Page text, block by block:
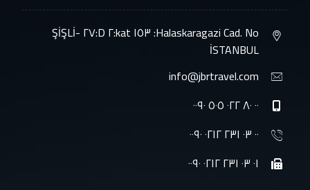
Halaskaragazi Cad. No: ١٥٣ kat:٢ D:٢٧ ŞİŞLİ-
İSTANBUL
info@jbrtravel.com
٠٠ ٨٠ ٠٢٢ ٥٠٥ ٠٠٩٠
٠٠ ٠٣ ٢٣١ ٠٢١٢ ٠٠٩٠
٠١ ٠٣ ٢٣١ ٠٢١٢ ٠٠٩٠